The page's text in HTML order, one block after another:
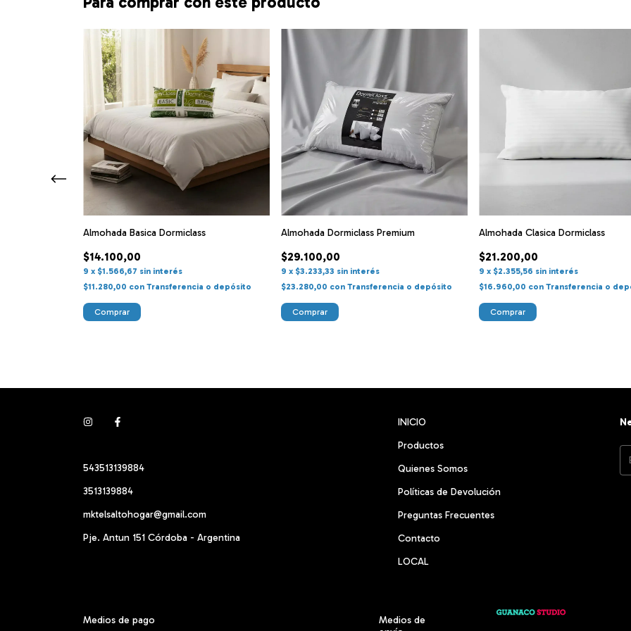
Almohada Basica Dormiclass
$14.100,00
9 x $1.566,67 sin interés
$11.280,00 con Transferencia o depósito
Almohada Dormiclass Premium
$29.100,00
9 x $3.233,33 sin interés
$23.280,00 con Transferencia o depósito
Almohada Clasica Dormiclass
$21.200,00
9 x $2.355,56 sin interés
$16.960,00 con Transferencia o
543513139884
3513139884
mktelsaltohogar@gmail.com
Pje. Antun 151 Córdoba - Argentina
INICIO
Productos
Quienes Somos
Políticas de Devolución
Preguntas Frecuentes
Contacto
LOCAL
Medios de pago
Medios de